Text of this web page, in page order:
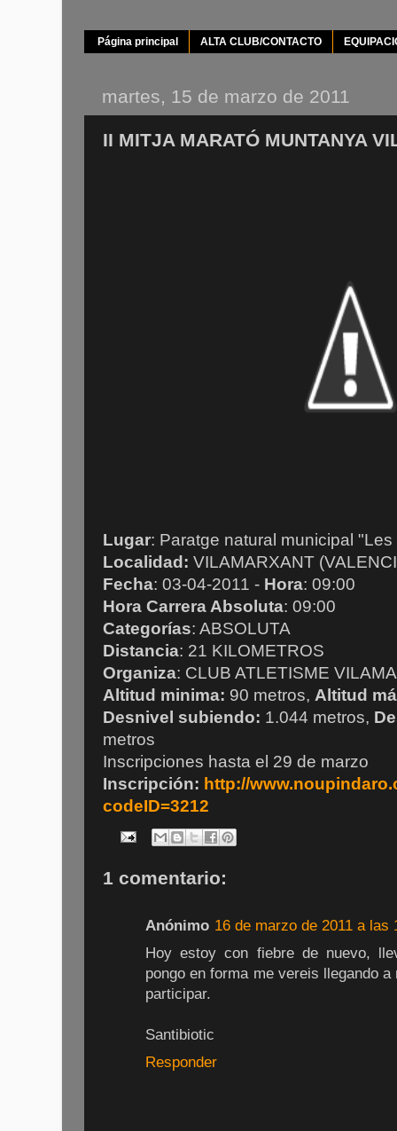
Página principal ALTA CLUB/CONTACTO
martes, 15 de marzo de 2011
II MITJA MARATÓ MUNTANYA
Lugar: Paratge natural municipal
Localidad: VILAMARXANT
Fecha: 03-04-2011 - Hora: 09:00
Hora Carrera Absoluta: 09:00
Categorías: ABSOLUTA
Distancia: 21 KILOMETROS
Organiza: CLUB ATLETISME
Altitud minima: 90 metros, Altitud
Desnivel subiendo: 1.044 metros,
metros
Inscripciones hasta el 29 de marzo
Inscripción: http://
codeID=3212
1 comentario:
Anónimo 16 de marzo de 2011 a las
Hoy estoy con fiebre de nuevo,
pongo en forma me vereis llegando
participar.
Santibiotic
Responder